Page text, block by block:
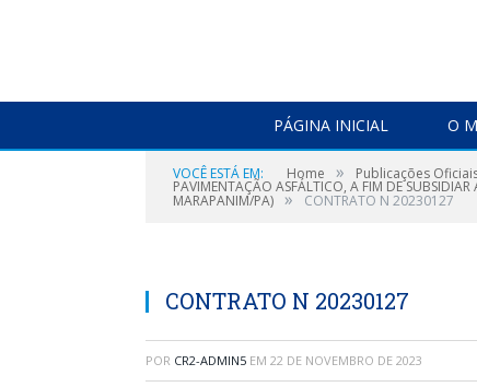
PÁGINA INICIAL O
VOCÊ ESTÁ EM: Home » Publicações
PAVIMENTAÇÃO ASFÁLTICO, A FIM DE
MARAPANIM/PA) » CONTRATO N 20230127
CONTRATO N 20230127
POR CR2-ADMIN5 EM 22 DE NOVEMBRO DE 2023